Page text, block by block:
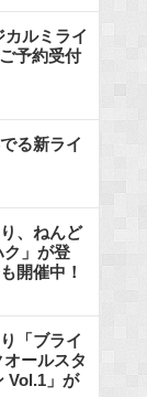
ルミライ
予約受付
る新ライ
、ねんど
ク」が登
開催中！
「ブライ
ールスタ
Vol.1」が